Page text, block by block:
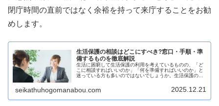
閉庁時間の直前ではなく余裕を持って来庁することをお勧
めします。
生活保護の相談はどこにすべき?窓口・手順・準
備するものを徹底解説
生活に困窮して生活保護の利用を考えているものの、「ど
こに相談すればいいのか」「何を準備すればいいのか」と
迷っている方も多いのではないでしょうか。生活保護の相
seikathuhogomanabou.com 2025.12.21